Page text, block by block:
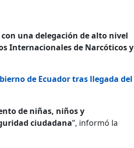
una delegación de alto nivel
Internacionales de Narcóticos y
de Ecuador tras llegada del
de niñas, niños y
ciudadana”, informó la